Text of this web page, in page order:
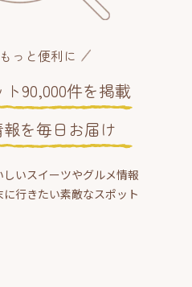
っと便利に
90,000件を掲載
を毎日お届け
いスイーツやグルメ情報
行きたい素敵なスポット